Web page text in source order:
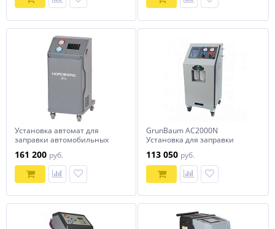
Установка автомат для
заправки автомобильных
NF14
161 200 руб.
GrunBaum AC2000N
Установка для заправки
113 050 руб.